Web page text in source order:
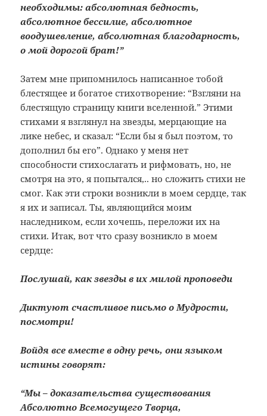
необходимы: абсолютная бедность,
абсолютное бессилие, абсолютное
воодушевление, абсолютная благодарность,
о мой дорогой брат!”
Затем мне припомнилось написанное тобой
блестящее и богатое стихотворение: “Взгляни на
блестящую страницу книги вселенной.” Этими
стихами я взглянул на звезды, мерцающие на
лике небес, и сказал: “Если бы я был поэтом, то
дополнил бы его”. Однако у меня нет
способности стихослагать и рифмовать, но, не
смотря на это, я попытался,.. но сложить стихи не
смог. Как эти строки возникли в моем сердце, так
я их и записал. Ты, являющийся моим
наследником, если хочешь, переложи их на
стихи. Итак, вот что сразу возникло в моем
сердце:
Послушай, как звезды в их милой проповеди
Диктуют счастливое письмо о Мудрости,
посмотри!
Войдя все вместе в одну речь, они языком
истины говорят:
“Мы – доказательства существования
Абсолютно Всемогущего Творца,